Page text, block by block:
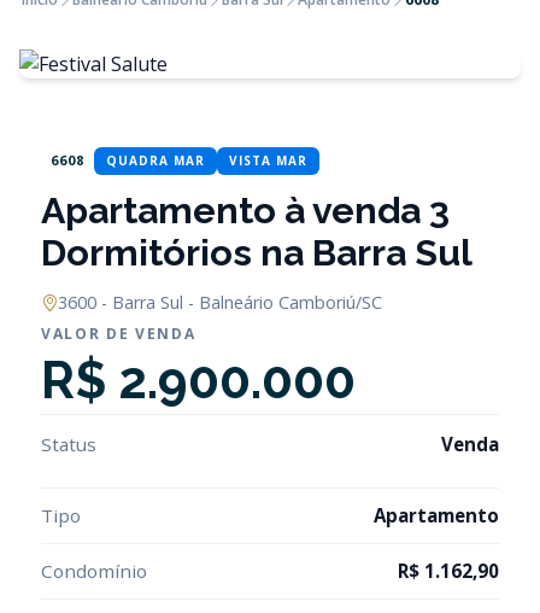
6608 QUADRA MAR VISTA MAR
Apartamento à venda 3
Dormitórios na Barra Sul
3600 - Barra Sul - Balneário Camboriú/SC
VALOR DE VENDA
R$ 2.900.000
Status Venda
Tipo Apartamento
Condomínio R$ 1.162,90